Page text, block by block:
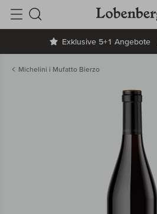
Exklusive 5+1 Angebote
Suche
Michelini i Mufatto Bierzo